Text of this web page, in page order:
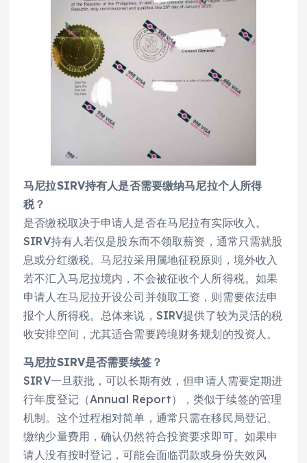
马尼拉SIRV持有人是否需要缴纳马尼拉个人所得
税？
是否缴税取决于申请人是否在马尼拉有实际收入。
SIRV持有人若仅是股东而不领取薪资，通常只需就股
息或分红缴税。马尼拉采用属地征税原则，境外收入
若不汇入马尼拉境内，不会被征收个人所得税。如果
申请人在马尼拉开设公司并领取工资，则需要依法申
报个人所得税。总体来说，SIRV提供了较为灵活的税
收安排空间，尤其适合需要跨境财务规划的投资人。
马尼拉SIRV是否需要续签？
SIRV一旦获批，可以长期有效，但申请人需要定期进
行年度登记（Annual Report），类似于续签的管理
机制。这个过程相对简单，通常只需在移民局登记、
缴纳少量费用，确认仍然符合投资要求即可。如果申
请人没有按时登记，可能会面临罚款或身份失效风